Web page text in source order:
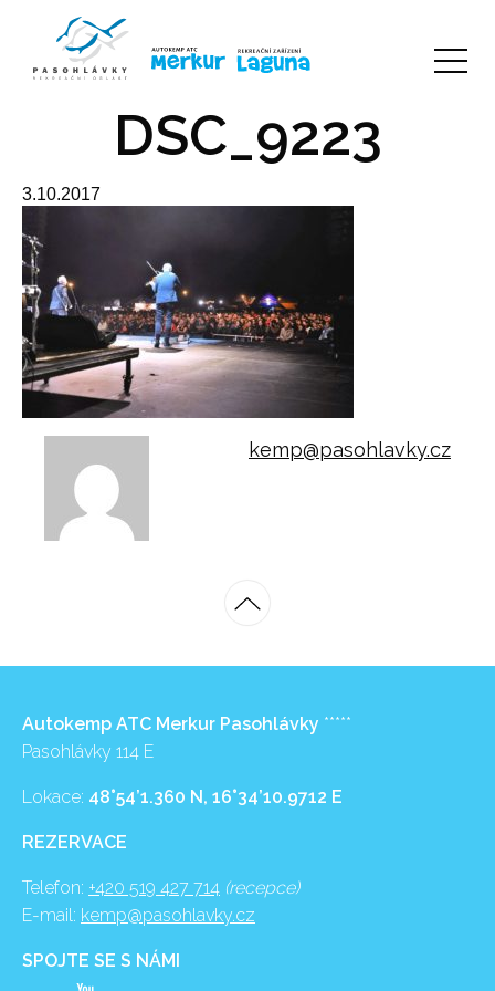
DSC_9223
3.10.2017
kemp@pasohlavky.cz
Autokemp ATC Merkur Pasohlávky *****
Pasohlávky 114 E
Lokace: 48°54’1.360 N, 16°34’10.9712 E
REZERVACE
Telefon: +420 519 427 714 (recepce)
E-mail: kemp@pasohlavky.cz
SPOJTE SE S NÁMI